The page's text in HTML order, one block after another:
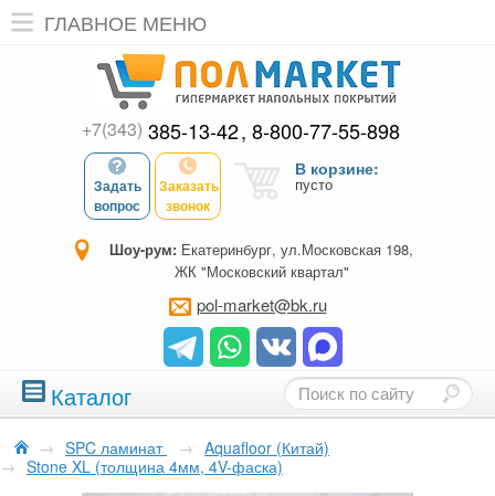
ГЛАВНОЕ МЕНЮ
+7(343) 385-13-42 8-800-77-55-898
Задать
вопрос
Заказать
звонок
В корзине:
пусто
Шоу-рум: Екатеринбург, ул.Московская 198,
ЖК "Московский квартал"
pol-market@bk.ru
Каталог
→ SPC ламинат → Aquafloor (Китай)
→ Stone XL (толщина 4мм, 4V-фаска)